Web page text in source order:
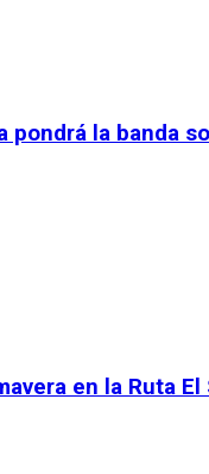
pondrá la banda
en la Ruta El